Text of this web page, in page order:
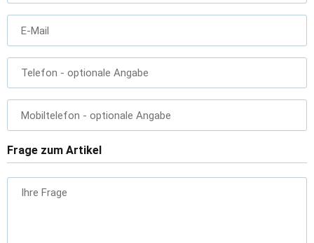
E-Mail
Telefon - optionale Angabe
Mobiltelefon - optionale Angabe
Frage zum Artikel
Ihre Frage